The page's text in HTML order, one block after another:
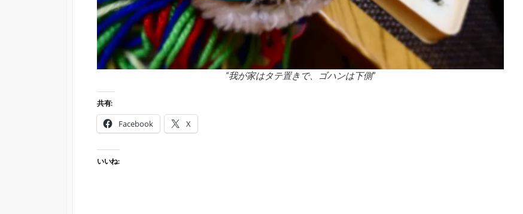
“我が家はタテ置きで、ゴハンは下側”
共有:
Facebook X
いいね: